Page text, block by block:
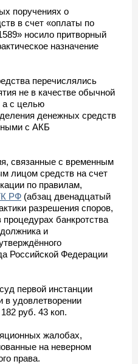
поручениях о
в счет «оплаты по
носило притворный
назначение
перечислялись
не в качестве обычной
а с целью
денежных средств
с АКБ
связанные с временным
лицом средств на счет
по правилам,
РФ (абзац двенадцатый
разрешения споров,
банкротства
и
Российской Федерации
первой инстанции
в удовлетворении
руб. 43 коп.
жалобах,
на неверном
права.